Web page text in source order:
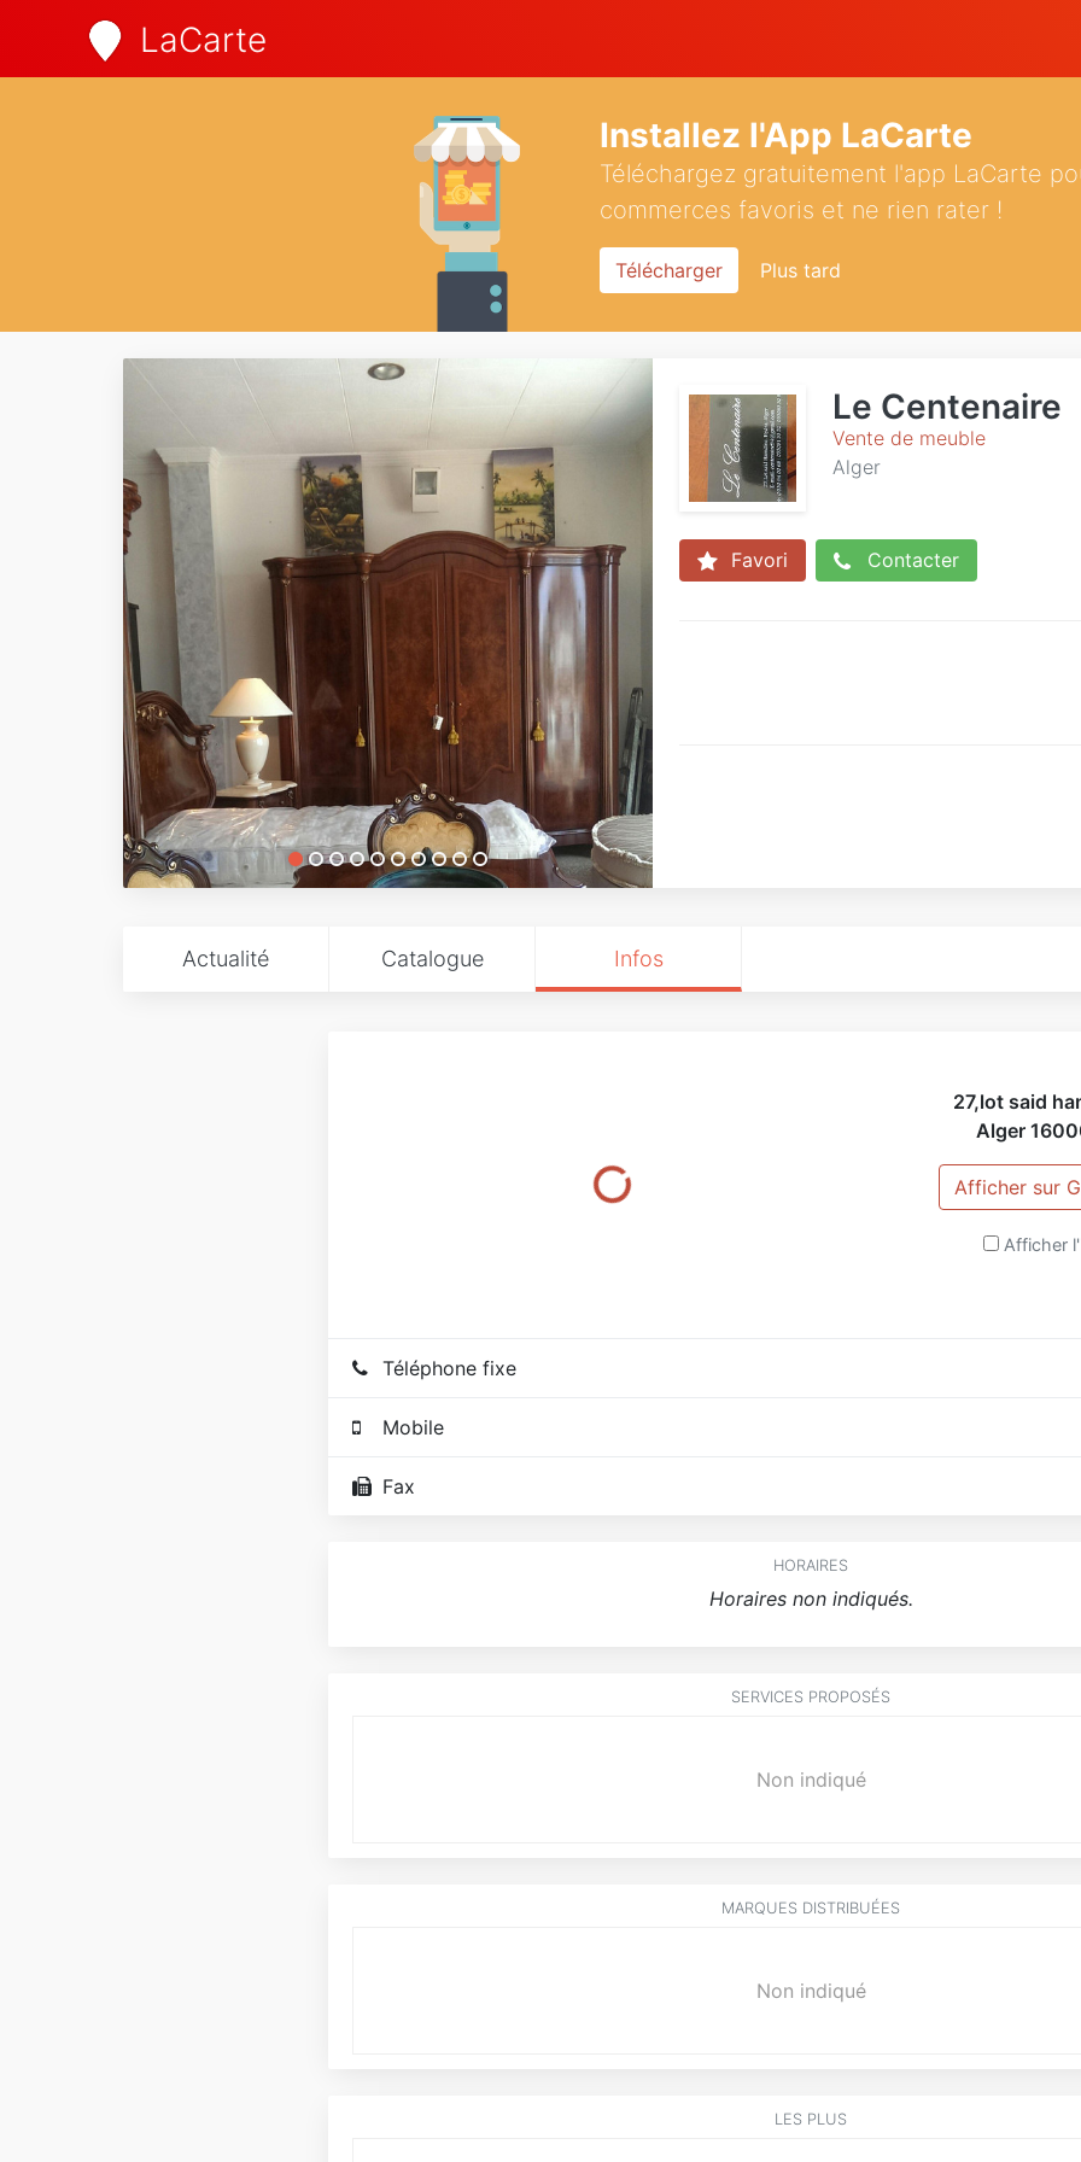
LaCarte
Installez l'App LaCarte
Téléchargez gratuitement l'app LaCarte
commerces favoris et ne rien rater !
Télécharger Plus tard
Le Centenaire
Vente de meuble
Alger
Favori Contacter
Actualité Catalogue Infos
27,lot said
Alger
Afficher sur
Afficher
Téléphone fixe
Mobile
Fax
HORAIRES
Horaires non indiqués.
SERVICES PROPOSÉS
Non indiqué
MARQUES DISTRIBUÉES
Non indiqué
LES PLUS